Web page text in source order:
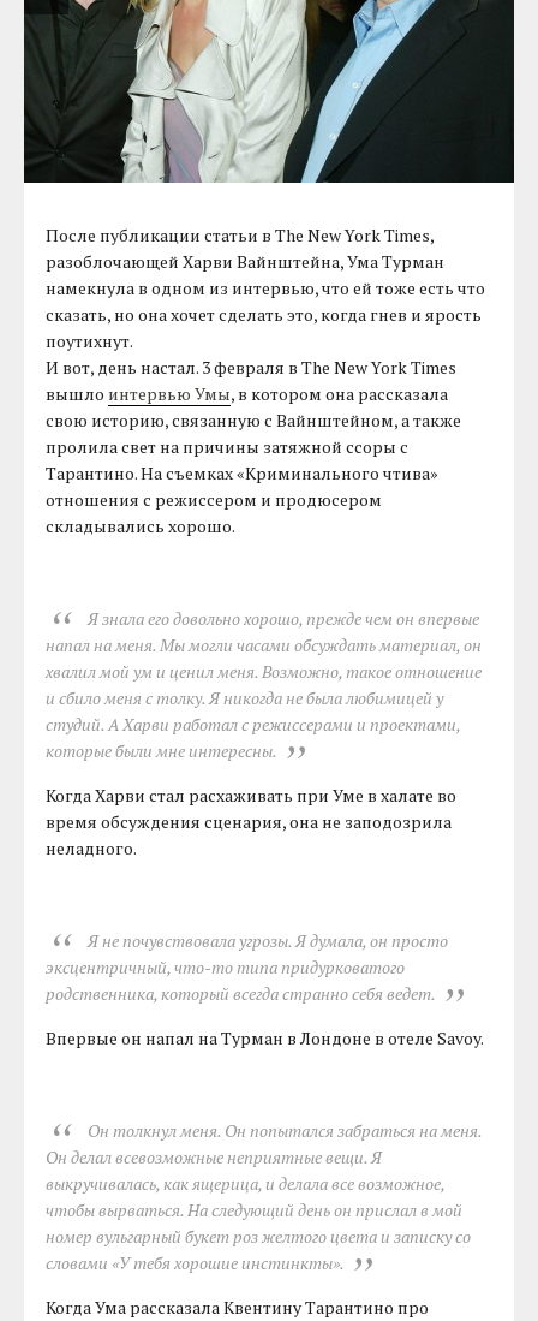
После публикации статьи в The New York Times,
разоблочающей Харви Вайнштейна, Ума Турман
намекнула в одном из интервью, что ей тоже есть что
сказать, но она хочет сделать это, когда гнев и ярость
поутихнут.
И вот, день настал. 3 февраля в The New York Times
вышло интервью Умы, в котором она рассказала
свою историю, связанную с Вайнштейном, а также
пролила свет на причины затяжной ссоры с
Тарантино. На съемках «Криминального чтива»
отношения с режиссером и продюсером
складывались хорошо.
Я знала его довольно хорошо, прежде чем он впервые
напал на меня. Мы могли часами обсуждать материал, он
хвалил мой ум и ценил меня. Возможно, такое отношение
и сбило меня с толку. Я никогда не была любимицей у
студий. А Харви работал с режиссерами и проектами,
которые были мне интересны.
Когда Харви стал расхаживать при Уме в халате во
время обсуждения сценария, она не заподозрила
неладного.
Я не почувствовала угрозы. Я думала, он просто
эксцентричный, что-то типа придурковатого
родственника, который всегда странно себя ведет.
Впервые он напал на Турман в Лондоне в отеле Savoy.
Он толкнул меня. Он попытался забраться на меня.
Он делал всевозможные неприятные вещи. Я
выкручивалась, как ящерица, и делала все возможное,
чтобы вырваться. На следующий день он прислал в мой
номер вульгарный букет роз желтого цвета и записку со
словами «У тебя хорошие инстинкты».
Когда Ума рассказала Квентину Тарантино про